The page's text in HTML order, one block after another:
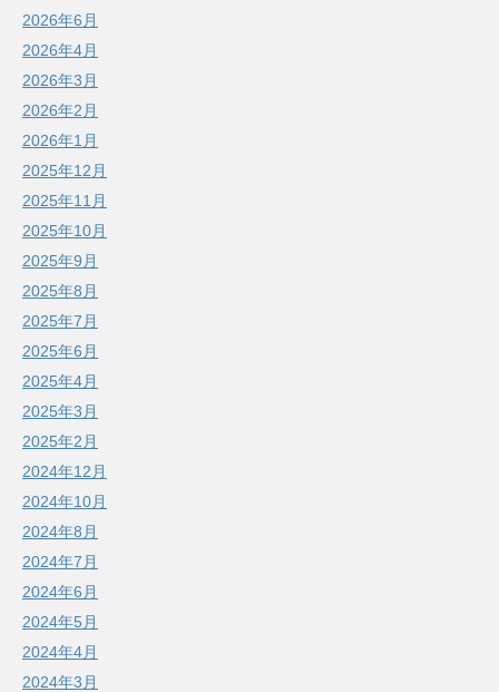
2026年6月
2026年4月
2026年3月
2026年2月
2026年1月
2025年12月
2025年11月
2025年10月
2025年9月
2025年8月
2025年7月
2025年6月
2025年4月
2025年3月
2025年2月
2024年12月
2024年10月
2024年8月
2024年7月
2024年6月
2024年5月
2024年4月
2024年3月